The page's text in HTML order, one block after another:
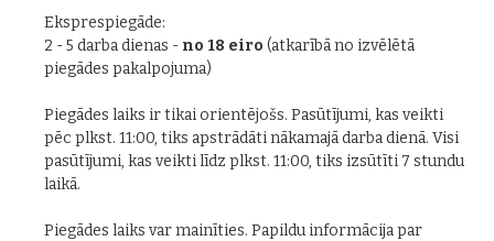
Eksprespiegāde:
2 - 5 darba dienas - no 18 eiro (atkarībā no izvēlētā
piegādes pakalpojuma)
Piegādes laiks ir tikai orientējošs. Pasūtījumi, kas veikti
pēc plkst. 11:00, tiks apstrādāti nākamajā darba dienā. Visi
pasūtījumi, kas veikti līdz plkst. 11:00, tiks izsūtīti 7 stundu
laikā.
Piegādes laiks var mainīties. Papildu informācija par